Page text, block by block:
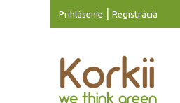
Prihlásenie Registrácia